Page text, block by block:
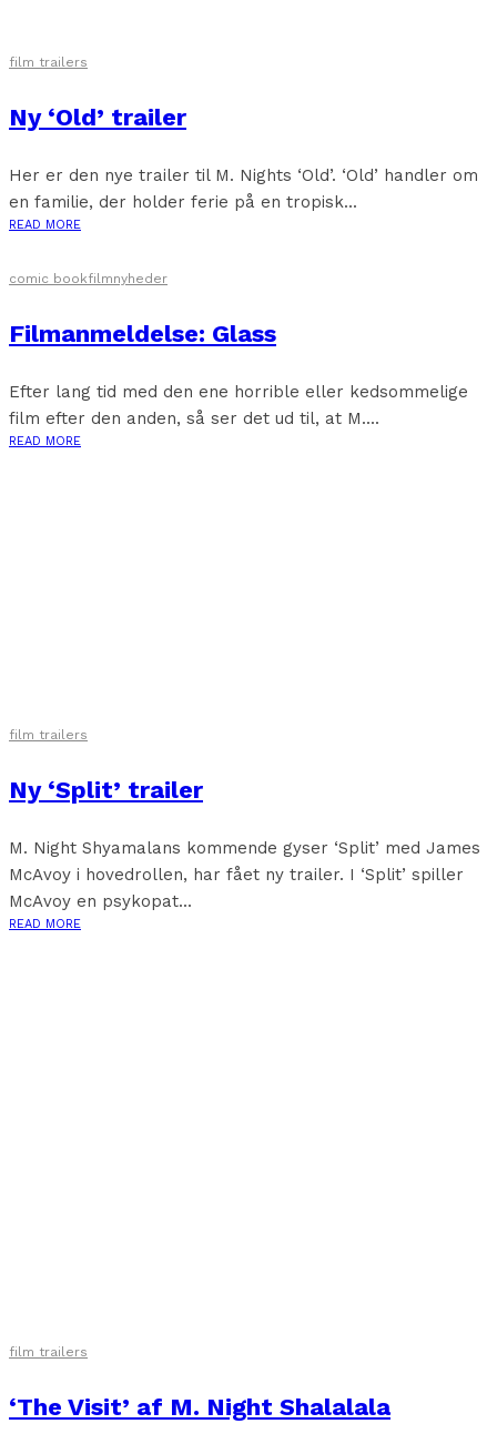
film trailers
Ny ‘Old’ trailer
Her er den nye trailer til M. Nights ‘Old’. ‘Old’ handler om
en familie, der holder ferie på en tropisk...
READ MORE
comic bookfilmnyheder
Filmanmeldelse: Glass
Efter lang tid med den ene horrible eller kedsommelige
film efter den anden, så ser det ud til, at M....
READ MORE
film trailers
Ny ‘Split’ trailer
M. Night Shyamalans kommende gyser ‘Split’ med James
McAvoy i hovedrollen, har fået ny trailer. I ‘Split’ spiller
McAvoy en psykopat...
READ MORE
film trailers
‘The Visit’ af M. Night Shalalala